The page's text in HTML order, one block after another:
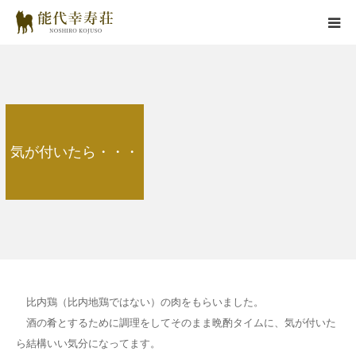
気が付いたら・・・
比内鶏（比内地鶏ではない）の肉をもらいました。
酒の肴とするために調理をしてそのまま晩酌タイムに、気が付いた
ら結構いい気分になってます。
在舎犬情報
里親情報
お役立ちコラム
お問い合わせ